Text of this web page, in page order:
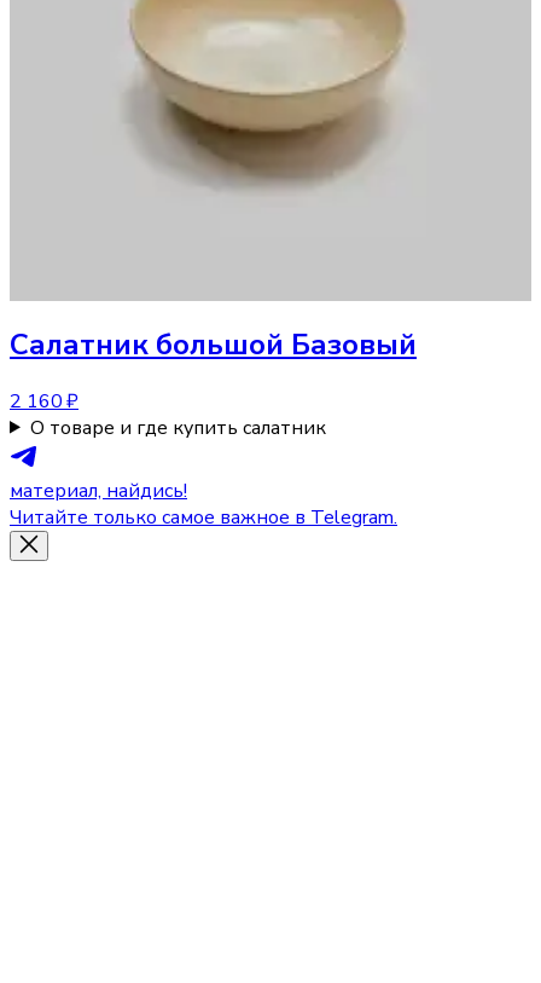
Салатник большой Базовый
2 160 ₽
О товаре и где купить салатник
материал, найдись!
Читайте только самое важное в Telegram.